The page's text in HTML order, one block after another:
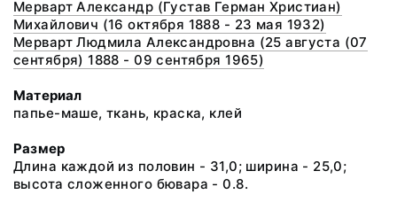
Мерварт Александр (Густав Герман Христиан)
Михайлович (16 октября 1888 - 23 мая 1932)
Мерварт Людмила Александровна (25 августа (07
сентября) 1888 - 09 сентября 1965)
Материал
папье-маше, ткань, краска, клей
Размер
Длина каждой из половин - 31,0; ширина - 25,0;
высота сложенного бювара - 0.8.